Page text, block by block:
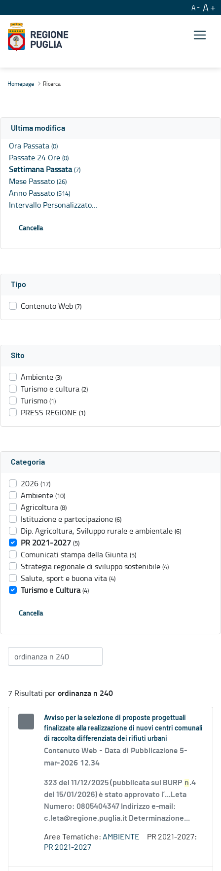
A A
Homepage Ricerca
Ultima modifica
Ora Passata (0)
Passate 24 Ore (0)
Settimana Passata(7)
Mese Passato (26)
Anno Passato (514)
Intervallo Personalizzato…
Cancella
Tipo
Contenuto Web (7)
Sito
Ambiente (3)
Turismo e cultura (2)
Turismo (1)
PRESS REGIONE (1)
Categoria
2026 (17)
Ambiente (10)
Agricoltura (8)
Istituzione e partecipazione (6)
Dip. Agricoltura, Sviluppo rurale e ambientale (6)
PR 2021-2027 (5)
Comunicati stampa della Giunta (5)
Strategia regionale di sviluppo sostenibile (4)
Salute, sport e buona vita (4)
Turismo e Cultura (4)
Cancella
7 Risultati perordinanza n 240
Avviso per la selezione di proposte progettuali
finalizzate alla realizzazione di nuovi centri comunali
di raccolta differenziata dei rifiuti urbani
Contenuto Web - Data di Pubblicazione 5-
mar-2026 12.34
323 del 11/12/2025 (pubblicata sul BURP n.4
del 15/01/2026) è stato approvato l’...Leta
Numero: 0805404347 Indirizzo e-mail:
c.leta@regione.puglia.it Determinazione...
Aree Tematiche: AMBIENTE
PR 2021-2027:
PR 2021-2027